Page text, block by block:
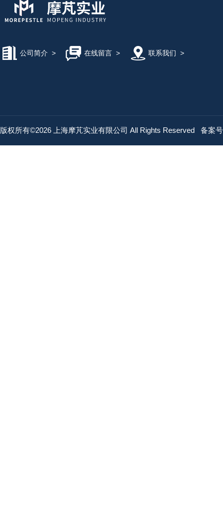
公司简介 > 在线留言> 联系我们 >
版权所有©2026 上海摩芃实业有限公司 All Rights Reserved 备案